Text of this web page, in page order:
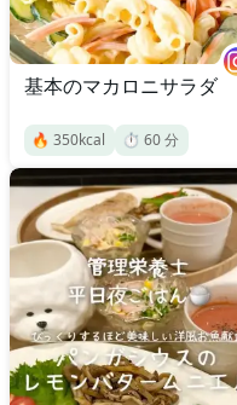
基本のマカロニサラダ
🔥 350kcal ⏱️ 60分